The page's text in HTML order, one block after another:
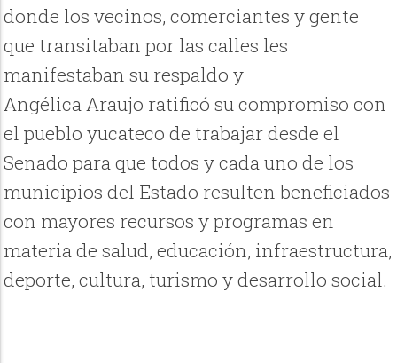
donde los vecinos, comerciantes y gente
que transitaban por las calles les
manifestaban su respaldo y
Angélica Araujo ratificó su compromiso con
el pueblo yucateco de trabajar desde el
Senado para que todos y cada uno de los
municipios del Estado resulten beneficiados
con mayores recursos y programas en
materia de salud, educación, infraestructura,
deporte, cultura, turismo y desarrollo social.